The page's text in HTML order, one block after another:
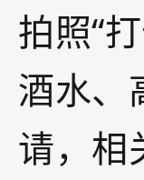
拍照“
酒水、
请，相